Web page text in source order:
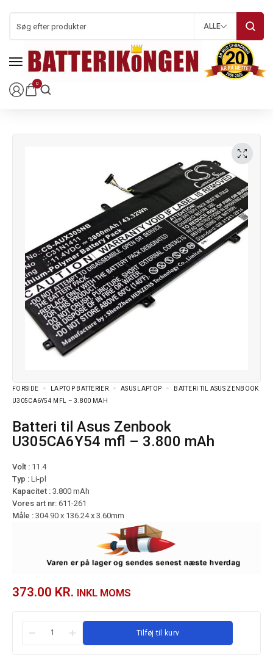
0
ALLE
FORSIDE LAPTOP BATTERIER ASUS LAPTOP
BATTERI TIL ASUS ZENBOOK
U305CA6Y54 MFL – 3.800 MAH
Batteri til Asus Zenbook
U305CA6Y54 mfl – 3.800 mAh
Volt : 11.4
Typ : Li-pl
Kapacitet : 3.800 mAh
Vores art nr: 611-261
Måle : 304.90 x 136.24 x 3.60mm
373.00 KR. INKL MOMS
Tilføj til kurv